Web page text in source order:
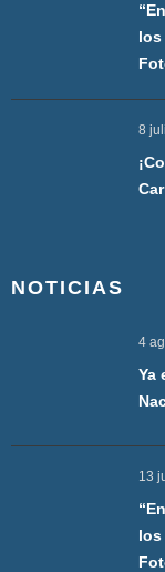
los
8
NOTICIAS
4
Ya
13
los